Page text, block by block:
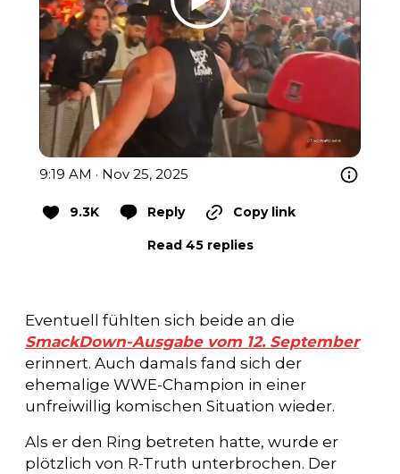
9:19 AM · Nov 25, 2025
9.3K Reply Copy link
Read 45 replies
Eventuell fühlten sich beide an die
SmackDown-Ausgabe vom 12. September
erinnert. Auch damals fand sich der
ehemalige WWE-Champion in einer
unfreiwillig komischen Situation wieder.
Als er den Ring betreten hatte, wurde er
plötzlich von R-Truth unterbrochen. Der